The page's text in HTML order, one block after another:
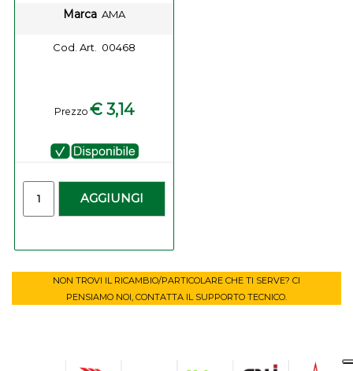
Marca AMA
Cod. Art. 00468
Prezzo € 3,14
AGGIUNGI
NON TROVI IL RICAMBIO/PARTICOLARE CHE TI SERVE? CI
PENSIAMO NOI, CONTATTA IL SUPPORTO TECNICO.